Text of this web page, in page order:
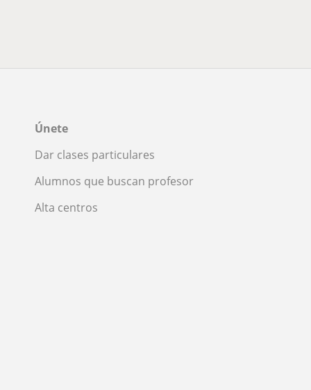
Únete
Dar clases particulares
Alumnos que buscan profesor
Alta centros